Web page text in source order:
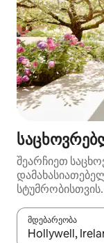
შეარჩიეთ
სტუმრობისთვის.
მდებარეობა
როცა შედეგები